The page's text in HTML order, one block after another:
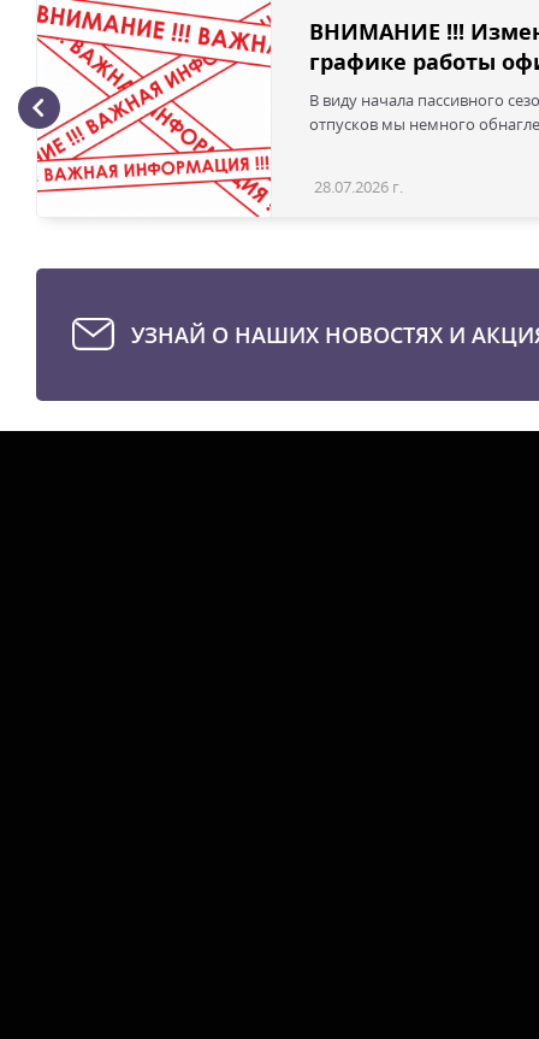
ВНИМАНИЕ !!!
графике работы
В виду начала пассивного
отпусков мы немного
28.07.2026 г.
УЗНАЙ О НАШИХ НОВОСТЯХ И